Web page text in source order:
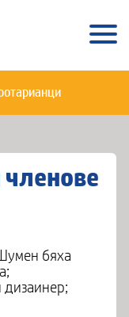
членове
бяха